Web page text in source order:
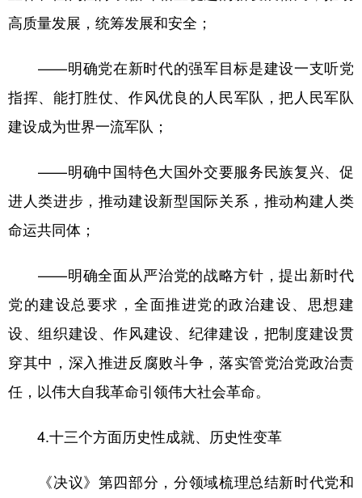
高质量发展，统筹发展和安全；
——明确党在新时代的强军目标是建设一支听党
指挥、能打胜仗、作风优良的人民军队，把人民军队
建设成为世界一流军队；
——明确中国特色大国外交要服务民族复兴、促
进人类进步，推动建设新型国际关系，推动构建人类
命运共同体；
——明确全面从严治党的战略方针，提出新时代
党的建设总要求，全面推进党的政治建设、思想建
设、组织建设、作风建设、纪律建设，把制度建设贯
穿其中，深入推进反腐败斗争，落实管党治党政治责
任，以伟大自我革命引领伟大社会革命。
4.十三个方面历史性成就、历史性变革
《决议》第四部分，分领域梳理总结新时代党和